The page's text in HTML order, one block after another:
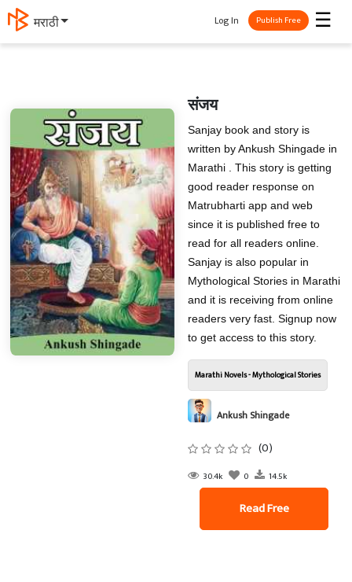
मराठी ☰
Log In Publish Free
संजय
Sanjay book and story is
written by Ankush Shingade in
Marathi . This story is getting
good reader response on
Matrubharti app and web
since it is published free to
read for all readers online.
Sanjay is also popular in
Mythological Stories in Marathi
and it is receiving from online
readers very fast. Signup now
to get access to this story.
Marathi Novels - Mythological Stories
Ankush Shingade
(0)
30.4k 0 14.5k
Read Free